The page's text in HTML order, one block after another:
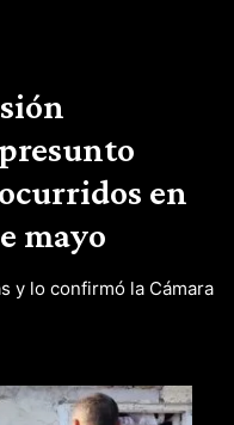
en
mayo
y lo confirmó la Cámara